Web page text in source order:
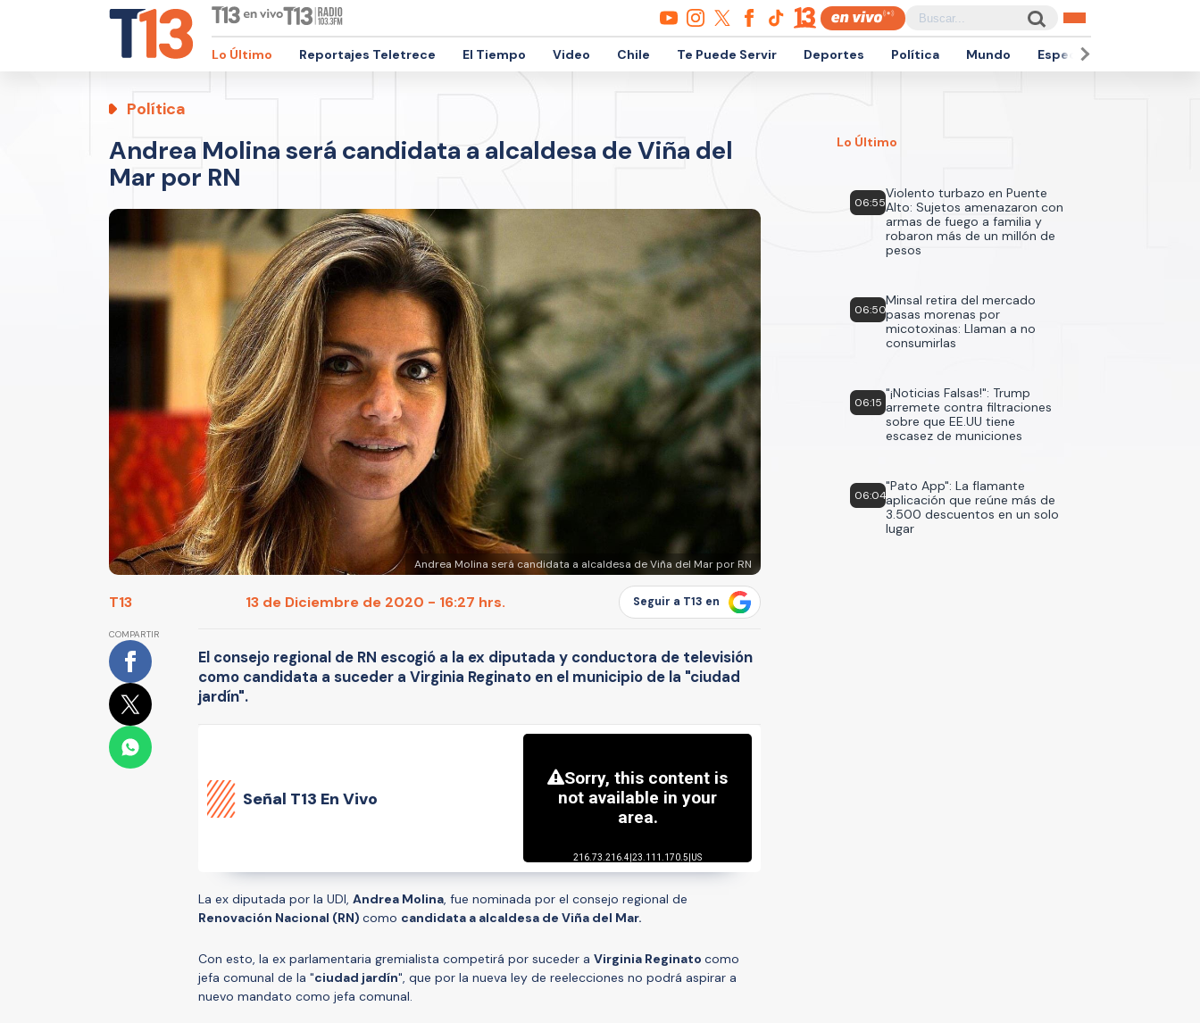
Lo Último Reportajes Teletrece El Tiempo Video Chile Te Puede Servir Deportes Política Mundo Espectáculos
Política
Andrea Molina será candidata a alcaldesa de Viña del
Mar por RN
Andrea Molina será candidata a alcaldesa de Viña del Mar por RN
T13 13 de Diciembre de 2020 - 16:27 hrs. Seguir a T13 en
COMPARTIR
El consejo regional de RN escogió a la ex diputada y conductora de televisión
como candidata a suceder a Virginia Reginato en el municipio de la "ciudad
jardín".
Señal T13 En Vivo
La ex diputada por la UDI, Andrea Molina, fue nominada por el consejo regional de
Renovación Nacional (RN) como candidata a alcaldesa de Viña del Mar.
Con esto, la ex parlamentaria gremialista competirá por suceder a Virginia Reginato como
jefa comunal de la "ciudad jardín", que por la nueva ley de reelecciones no podrá aspirar a
nuevo mandato como jefa comunal.
Lo Último
06:55
Violento turbazo en Puente
Alto: Sujetos amenazaron con
armas de fuego a familia y
robaron más de un millón de
pesos
06:50
Minsal retira del mercado
pasas morenas por
micotoxinas: Llaman a no
consumirlas
06:15
"¡Noticias Falsas!": Trump
arremete contra filtraciones
sobre que EE.UU tiene
escasez de municiones
06:04
"Pato App": La flamante
aplicación que reúne más de
3.500 descuentos en un solo
lugar